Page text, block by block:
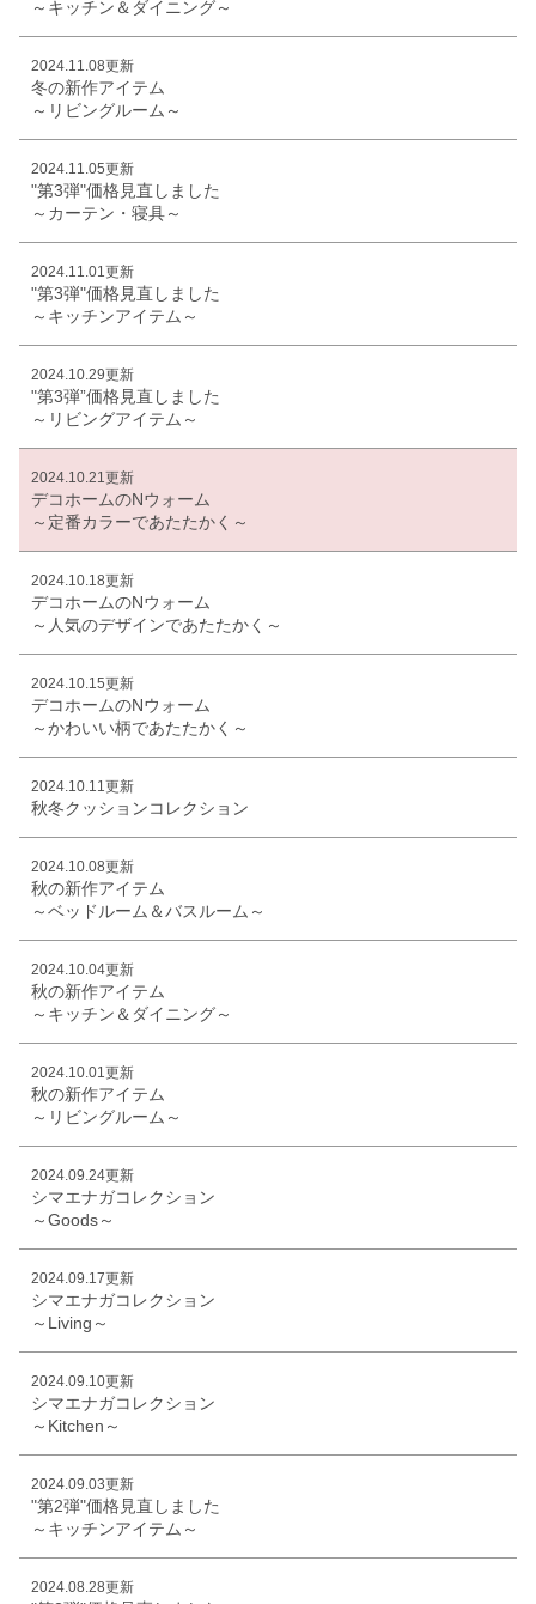
～キッチン＆ダイニング～
2024.11.08更新
冬の新作アイテム
～リビングルーム～
2024.11.05更新
"第3弾"価格見直しました
～カーテン・寝具～
2024.11.01更新
"第3弾"価格見直しました
～キッチンアイテム～
2024.10.29更新
"第3弾”価格見直しました
～リビングアイテム～
2024.10.21更新
デコホームのNウォーム
～定番カラーであたたかく～
2024.10.18更新
デコホームのNウォーム
～人気のデザインであたたかく～
2024.10.15更新
デコホームのNウォーム
～かわいい柄であたたかく～
2024.10.11更新
秋冬クッションコレクション
2024.10.08更新
秋の新作アイテム
～ベッドルーム＆バスルーム～
2024.10.04更新
秋の新作アイテム
～キッチン＆ダイニング～
2024.10.01更新
秋の新作アイテム
～リビングルーム～
2024.09.24更新
シマエナガコレクション
～Goods～
2024.09.17更新
シマエナガコレクション
～Living～
2024.09.10更新
シマエナガコレクション
～Kitchen～
2024.09.03更新
"第2弾"価格見直しました
～キッチンアイテム～
2024.08.28更新